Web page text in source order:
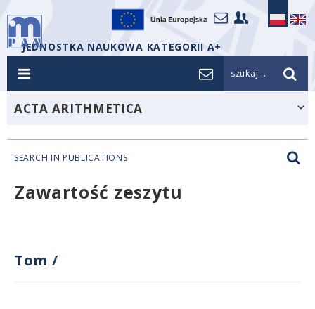
JEDNOSTKA NAUKOWA KATEGORII A+
szukaj...
ACTA ARITHMETICA
SEARCH IN PUBLICATIONS
Zawartość zeszytu
Tom /